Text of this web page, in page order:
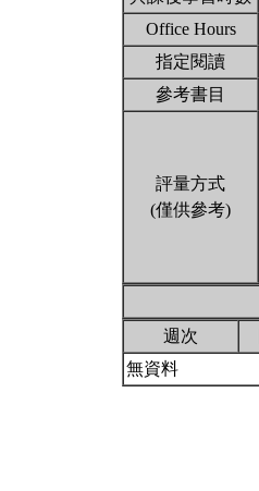
Office Hours
指定閱讀
參考書目
評量方式
(僅供參考)
週次
無資料